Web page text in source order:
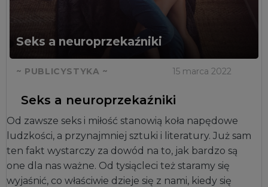
Seks a neuroprzekaźniki
~ PUBLICYSTYKA ~ 15 marca 2022
Seks a neuroprzekaźniki
Od zawsze seks i miłość stanowią koła napędowe
ludzkości, a przynajmniej sztuki i literatury. Już sam
ten fakt wystarczy za dowód na to, jak bardzo są
one dla nas ważne. Od tysiącleci też staramy się
wyjaśnić, co właściwie dzieje się z nami, kiedy się